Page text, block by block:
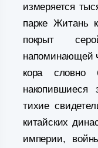
измеряется
парке Житань
покрыт
напоминающей
кора словно
тихие
китайских
империи,